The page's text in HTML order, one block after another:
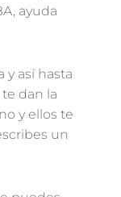
ayuda
y así hasta
dan la
y ellos te
un